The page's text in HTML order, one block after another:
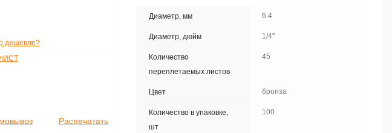
Распечатать
дешевле?
Диаметр, мм 6.4
Диаметр, дюйм 1/4"
Количество
переплетаемых листов
45
Цвет бронза
Количество в упаковке,
шт
100